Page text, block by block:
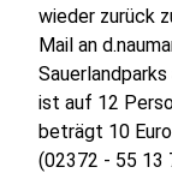
wieder zurück
Mail an
ist auf 12
beträgt 10
(02372 - 55 13